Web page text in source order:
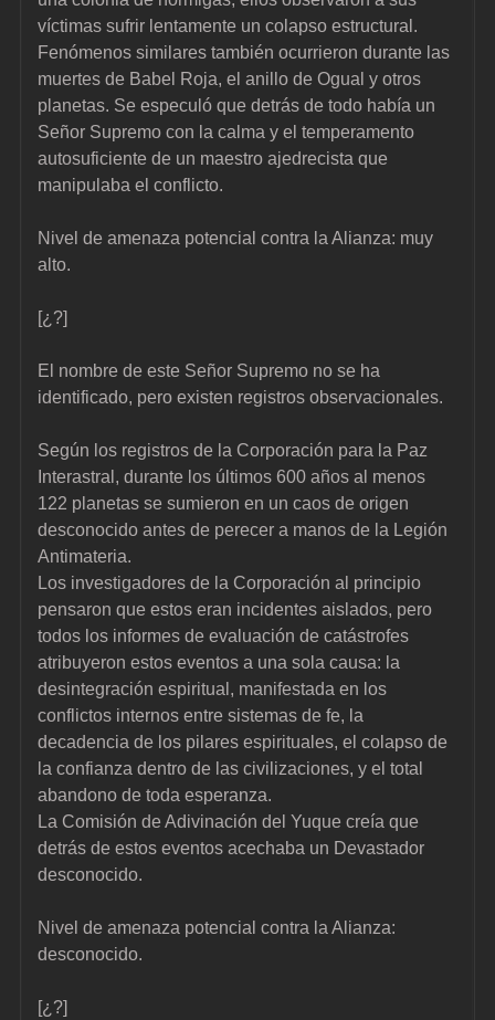
víctimas sufrir lentamente un colapso estructural.
Fenómenos similares también ocurrieron durante las
muertes de Babel Roja, el anillo de Ogual y otros
planetas. Se especuló que detrás de todo había un
Señor Supremo con la calma y el temperamento
autosuficiente de un maestro ajedrecista que
manipulaba el conflicto.
Nivel de amenaza potencial contra la Alianza: muy
alto.
[¿?]
El nombre de este Señor Supremo no se ha
identificado, pero existen registros observacionales.
Según los registros de la Corporación para la Paz
Interastral, durante los últimos 600 años al menos
122 planetas se sumieron en un caos de origen
desconocido antes de perecer a manos de la Legión
Antimateria.
Los investigadores de la Corporación al principio
pensaron que estos eran incidentes aislados, pero
todos los informes de evaluación de catástrofes
atribuyeron estos eventos a una sola causa: la
desintegración espiritual, manifestada en los
conflictos internos entre sistemas de fe, la
decadencia de los pilares espirituales, el colapso de
la confianza dentro de las civilizaciones, y el total
abandono de toda esperanza.
La Comisión de Adivinación del Yuque creía que
detrás de estos eventos acechaba un Devastador
desconocido.
Nivel de amenaza potencial contra la Alianza:
desconocido.
[¿?]